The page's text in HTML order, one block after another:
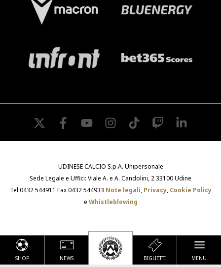
SHOP NEWS BIGLIETTI MENU
twitter facebookyoutube instagramtiktok twitch
UDINESE CALCIO S.p.A. Unipersonale
Sede Legale e Uffici: Viale A. e A. Candolini, 2 33100 Udine
Tel.0432 544911 Fax 0432 544933 Note legali, Privacy, Cookie Policy
e Whistleblowing
Le tue preferenze relative alla privacy